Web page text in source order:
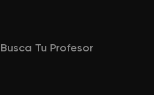
Tu Profesor